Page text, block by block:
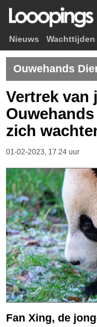
Nieuws Wachttijden
Ouwehands
Vertrek van
zich
01-02-2023, 17.24 uur
Fan Xing, de